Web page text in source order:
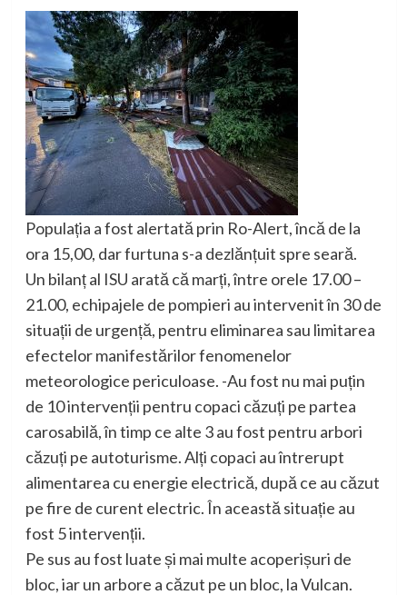
Populația a fost alertată prin Ro-Alert, încă de la
ora 15,00, dar furtuna s-a dezlănțuit spre seară.
Un bilanț al ISU arată că marți, între orele 17.00 –
21.00, echipajele de pompieri au intervenit în 30 de
situații de urgență, pentru eliminarea sau limitarea
efectelor manifestărilor fenomenelor
meteorologice periculoase. -Au fost nu mai puțin
de 10 intervenții pentru copaci căzuți pe partea
carosabilă, în timp ce alte 3 au fost pentru arbori
căzuți pe autoturisme. Alți copaci au întrerupt
alimentarea cu energie electrică, după ce au căzut
pe fire de curent electric. În această situație au
fost 5 intervenții.
Pe sus au fost luate și mai multe acoperișuri de
bloc, iar un arbore a căzut pe un bloc, la Vulcan.